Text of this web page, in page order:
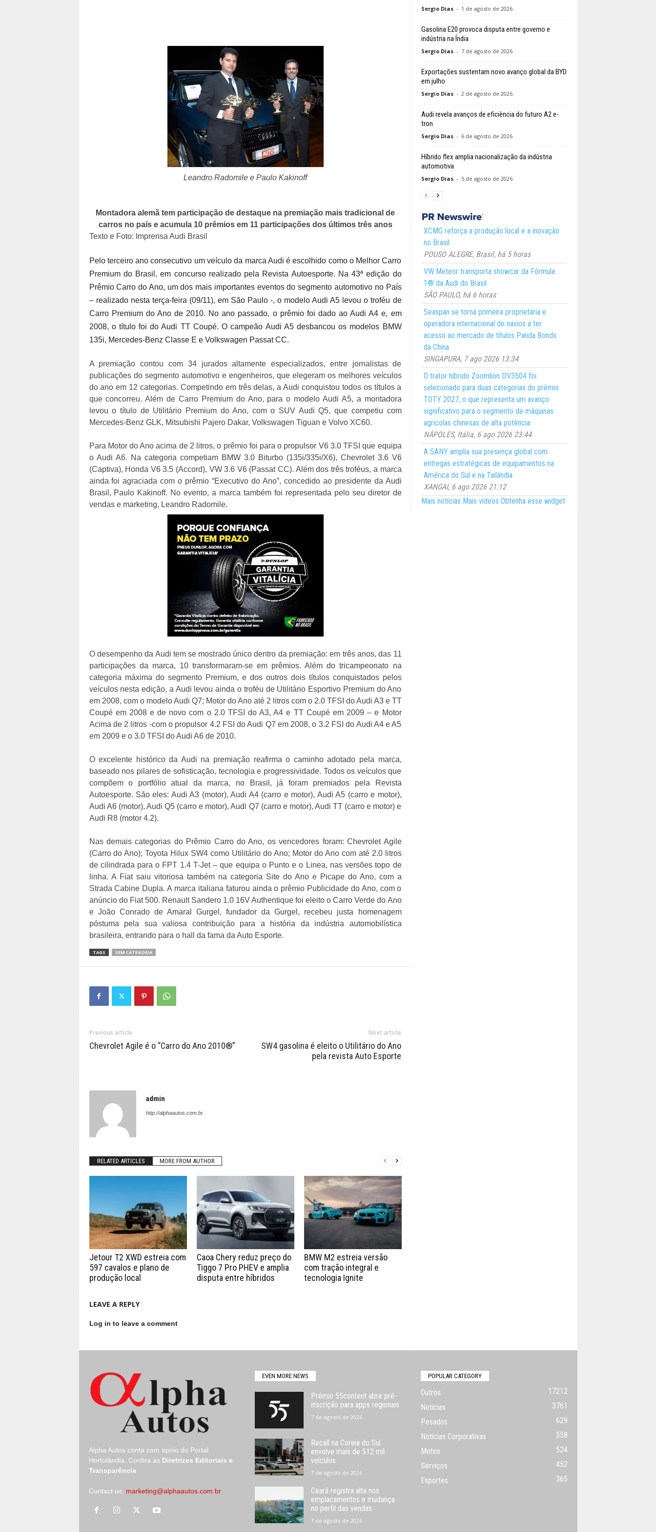
Leandro Radomile e Paulo Kakinoff
Montadora alemã tem participação de destaque na premiação mais tradicional de
carros no país e acumula 10 prêmios em 11 participações dos últimos três anos
Texto e Foto: Imprensa Audi Brasil
Pelo terceiro ano consecutivo um veículo da marca Audi é escolhido como o Melhor Carro
Premium do Brasil, em concurso realizado pela Revista Autoesporte. Na 43ª edição do
Prêmio Carro do Ano, um dos mais importantes eventos do segmento automotivo no País
– realizado nesta terça-feira (09/11), em São Paulo -, o modelo Audi A5 levou o troféu de
Carro Premium do Ano de 2010. No ano passado, o prêmio foi dado ao Audi A4 e, em
2008, o título foi do Audi TT Coupé. O campeão Audi A5 desbancou os modelos BMW
135i, Mercedes-Benz Classe E e Volkswagen Passat CC.
A premiação contou com 34 jurados altamente especializados, entre jornalistas de
publicações do segmento automotivo e engenheiros, que elegeram os melhores veículos
do ano em 12 categorias. Competindo em três delas, a Audi conquistou todos os títulos a
que concorreu. Além de Carro Premium do Ano, para o modelo Audi A5, a montadora
levou o título de Utilitário Premium do Ano, com o SUV Audi Q5, que competiu com
Mercedes-Benz GLK, Mitsubishi Pajero Dakar, Volkswagen Tiguan e Volvo XC60.
Para Motor do Ano acima de 2 litros, o prêmio foi para o propulsor V6 3.0 TFSI que equipa
o Audi A6. Na categoria competiam BMW 3.0 Biturbo (135i/335i/X6), Chevrolet 3.6 V6
(Captiva), Honda V6 3.5 (Accord), VW 3.6 V6 (Passat CC). Além dos três troféus, a marca
ainda foi agraciada com o prêmio “Executivo do Ano”, concedido ao presidente da Audi
Brasil, Paulo Kakinoff. No evento, a marca também foi representada pelo seu diretor de
vendas e marketing, Leandro Radomile.
O desempenho da Audi tem se mostrado único dentro da premiação: em três anos, das 11
participações da marca, 10 transformaram-se em prêmios. Além do tricampeonato na
categoria máxima do segmento Premium, e dos outros dois títulos conquistados pelos
veículos nesta edição, a Audi levou ainda o troféu de Utilitário Esportivo Premium do Ano
em 2008, com o modelo Audi Q7; Motor do Ano até 2 litros com o 2.0 TFSI do Audi A3 e TT
Coupé em 2008 e de novo com o 2.0 TFSI do A3, A4 e TT Coupé em 2009 – e Motor
Acima de 2 litros -com o propulsor 4.2 FSI do Audi Q7 em 2008, o 3.2 FSI do Audi A4 e A5
em 2009 e o 3.0 TFSI do Audi A6 de 2010.
O excelente histórico da Audi na premiação reafirma o caminho adotado pela marca,
baseado nos pilares de sofisticação, tecnologia e progressividade. Todos os veículos que
compõem o portfólio atual da marca, no Brasil, já foram premiados pela Revista
Autoesporte. São eles: Audi A3 (motor), Audi A4 (carro e motor), Audi A5 (carro e motor),
Audi A6 (motor), Audi Q5 (carro e motor), Audi Q7 (carro e motor), Audi TT (carro e motor) e
Audi R8 (motor 4.2).
Nas demais categorias do Prêmio Carro do Ano, os vencedores foram: Chevrolet Agile
(Carro do Ano); Toyota Hilux SW4 como Utilitário do Ano; Motor do Ano com até 2.0 litros
de cilindrada para o FPT 1.4 T-Jet – que equipa o Punto e o Linea, nas versões topo de
linha. A Fiat saiu vitoriosa também na categoria Site do Ano e Picape do Ano, com a
Strada Cabine Dupla. A marca italiana faturou ainda o prêmio Publicidade do Ano, com o
anúncio do Fiat 500. Renault Sandero 1.0 16V Authentique foi eleito o Carro Verde do Ano
e João Conrado de Amaral Gurgel, fundador da Gurgel, recebeu justa homenagem
póstuma pela sua valiosa contribuição para a história da indústria automobilística
brasileira, entrando para o hall da fama da Auto Esporte.
TAGS SEM CATEGORIA
Previous article
Chevrolet Agile é o “Carro do Ano 2010®”
Next article
SW4 gasolina é eleito o Utilitário do Ano
pela revista Auto Esporte
admin
http://alphaautos.com.br
RELATED ARTICLES MORE FROM AUTHOR
Jetour T2 XWD estreia com
597 cavalos e plano de
produção local
Caoa Chery reduz preço do
Tiggo 7 Pro PHEV e amplia
disputa entre híbridos
BMW M2 estreia versão
com tração integral e
tecnologia Ignite
LEAVE A REPLY
Log in to leave a comment
Sergio Dias - 1 de agosto de 2026
Gasolina E20 provoca disputa entre governo e
indústria na Índia
Sergio Dias - 7 de agosto de 2026
Exportações sustentam novo avanço global da BYD
em julho
Sergio Dias - 2 de agosto de 2026
Audi revela avanços de eficiência do futuro A2 e-
tron
Sergio Dias - 6 de agosto de 2026
Híbrido flex amplia nacionalização da indústria
automotiva
Sergio Dias - 5 de agosto de 2026
XCMG reforça a produção local e a inovação
no Brasil.
POUSO ALEGRE, Brasil, há 5 horas
VW Meteor transporta showcar da Fórmula
1® da Audi do Brasil
SÃO PAULO, há 6 horas
Seaspan se torna primeira proprietária e
operadora internacional de navios a ter
acesso ao mercado de títulos Panda Bonds
da China
SINGAPURA, 7 ago 2026 13:34
O trator híbrido Zoomlion DV3504 foi
selecionado para duas categorias do prêmio
TOTY 2027, o que representa um avanço
significativo para o segmento de máquinas
agrícolas chinesas de alta potência
NÁPOLES, Itália, 6 ago 2026 23:44
A SANY amplia sua presença global com
entregas estratégicas de equipamentos na
América do Sul e na Tailândia
XANGAI, 6 ago 2026 21:12
Mais notícias Mais vídeos Obtenha esse widget
Alpha Autos conta com apoio do Portal
Hortolândia.
Confira as Diretrizes Editoriais e
Transparência
Contact us: marketing@alphaautos.com.br
EVEN MORE NEWS
Prêmio 55content abre pré-
inscrição para apps regionais
7 de agosto de 2026
Recall na Coreia do Sul
envolve mais de 512 mil
veículos
7 de agosto de 2026
Ceará registra alta nos
emplacamentos e mudança
no perfil das vendas
7 de agosto de 2026
POPULAR CATEGORY
Outros
17212
Notícias
3761
Pesados
629
Notícias Corporativas
558
Motos
524
Serviços
452
Esportes
365